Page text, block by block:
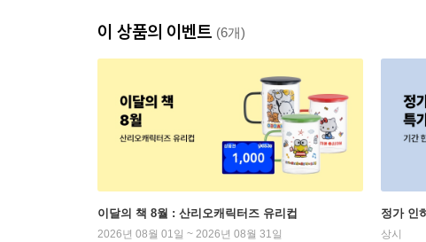
이 상품의 이벤트 (6개)
이달의 책 8월 : 산리오캐릭터즈 유리컵
2026년 08월 01일 ~ 2026년 08월 31일
정가 인
상시